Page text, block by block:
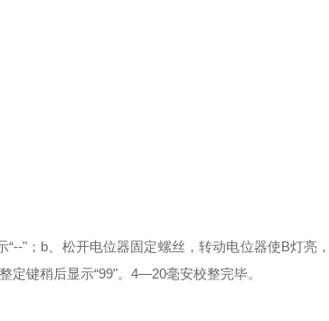
"；b、松开电位器固定螺丝，转动电位器使B灯亮，
定键稍后显示“99"。4—20毫安校整完毕。